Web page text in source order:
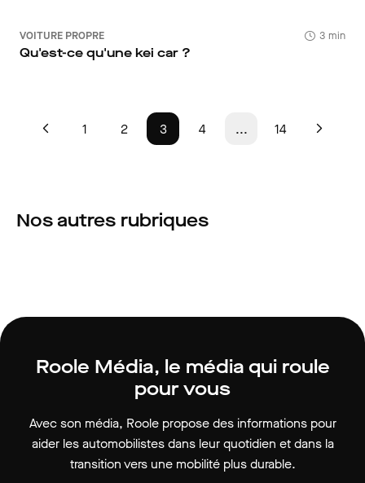
VOITURE PROPRE 3 min
Qu'est-ce qu'une kei car ?
1 2 3 4 ... 14
Nos autres rubriques
préoccupations de tous les
vacances et week-
France... et en
Roole Média, le média qui roule
pour vous
Avec son média, Roole propose des informations pour
aider les automobilistes dans leur quotidien et dans la
transition vers une mobilité plus durable.